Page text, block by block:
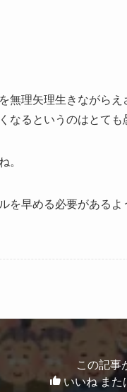
無理矢理生きながら
なるというのはとても
を早める必要があるよ
この記事
いいね また